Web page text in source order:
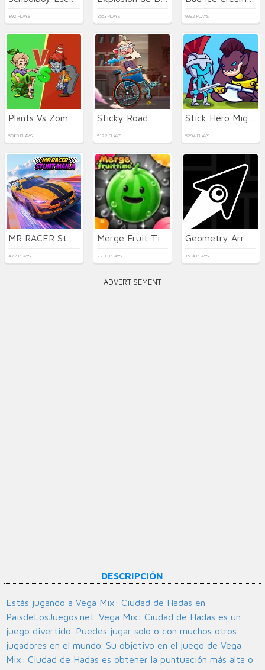
892 PLAYS 3563 PLAYS 9392 PLAYS
5089 PLAYS
Sticky Road
5172 PLAYS 5294 PLAYS
472 PLAYS 2230 PLAYS
Geometry Arrow
1634 PLAYS
ADVERTISEMENT
DESCRIPCIÓN
Estás jugando a Vega Mix: Ciudad de Hadas en
PaisdeLosJuegos.net. Vega Mix: Ciudad de Hadas es un
juego divertido. Puedes jugar solo o con muchos otros
jugadores en el mundo. Su objetivo en el juego de Vega
Mix: Ciudad de Hadas es obtener la puntuación más alta o